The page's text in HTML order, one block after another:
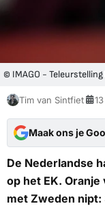
© IMAGO -
Tim van Sintfiet
Maak ons je
De Nederlandse
op het EK.
met Zweden